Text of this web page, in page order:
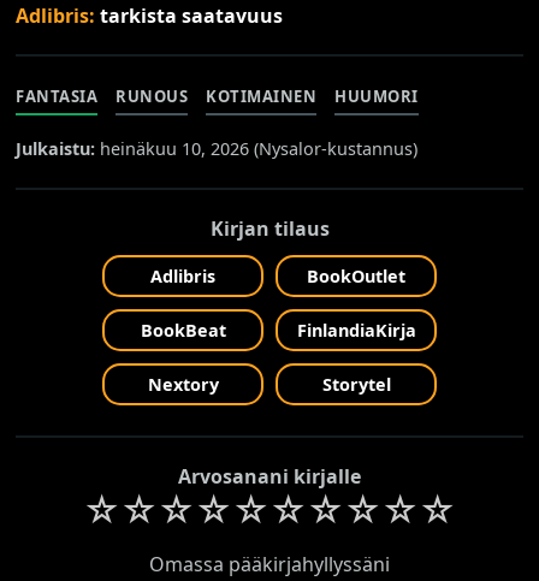
Adlibris:tarkista saatavuus
FANTASIA RUNOUS KOTIMAINEN HUUMORI
Julkaistu: heinäkuu 10, 2026 (Nysalor-kustannus)
Kirjan tilaus
Adlibris BookOutlet
BookBeat FinlandiaKirja
Nextory Storytel
Arvosanani kirjalle
☆☆☆☆☆☆☆☆☆☆
Omassa pääkirjahyllyssäni